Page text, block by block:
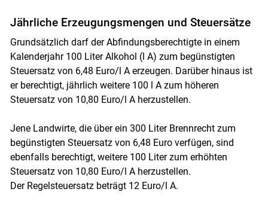
Jährliche Erzeugungsmengen und Steuersätze
Grundsätzlich darf der Abfindungsberechtigte in einem
Kalenderjahr 100 Liter Alkohol (l A) zum begünstigten
Steuersatz von 6,48 Euro/l A erzeugen. Darüber hinaus ist
er berechtigt, jährlich weitere 100 l A zum höheren
Steuersatz von 10,80 Euro/l A herzustellen.
Jene Landwirte, die über ein 300 Liter Brennrecht zum
begünstigten Steuersatz von 6,48 Euro verfügen, sind
ebenfalls berechtigt, weitere 100 Liter zum erhöhten
Steuersatz von 10,80 Euro/l A herzustellen.
Der Regelsteuersatz beträgt 12 Euro/l A.